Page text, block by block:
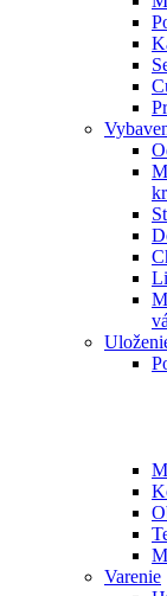
Varenie